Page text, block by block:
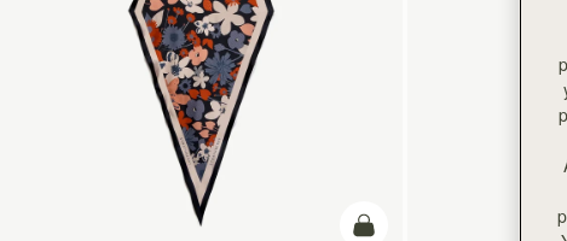
カートに追加